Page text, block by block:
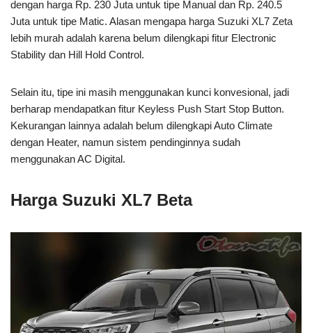
dengan harga Rp. 230 Juta untuk tipe Manual dan Rp. 240.5
Juta untuk tipe Matic. Alasan mengapa harga Suzuki XL7 Zeta
lebih murah adalah karena belum dilengkapi fitur Electronic
Stability dan Hill Hold Control.
Selain itu, tipe ini masih menggunakan kunci konvesional, jadi
berharap mendapatkan fitur Keyless Push Start Stop Button.
Kekurangan lainnya adalah belum dilengkapi Auto Climate
dengan Heater, namun sistem pendinginnya sudah
menggunakan AC Digital.
Harga Suzuki XL7 Beta